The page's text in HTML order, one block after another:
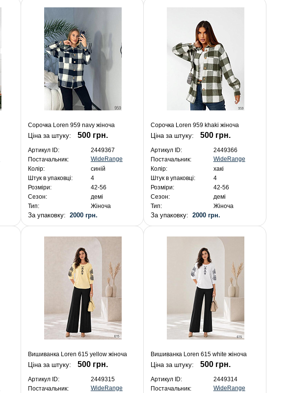
Сорочка Loren 959 navy жіноча
Ціна за штуку: 500 грн.
Артикул ID:
2449367
Постачальник:
WideRange
Колір:
синій
Штук в упаковці:
4
Розміри:
42-56
Сезон:
демі
Тип:
Жіноча
За упаковку: 2000 грн.
Сорочка Loren 959 khaki жіноча
Ціна за штуку: 500 грн.
Артикул ID:
2449366
Постачальник:
WideRange
Колір:
хакі
Штук в упаковці:
4
Розміри:
42-56
Сезон:
демі
Тип:
Жіноча
За упаковку: 2000 грн.
Вишиванка Loren 615 yellow жіноча
Ціна за штуку: 500 грн.
Артикул ID:
2449315
Постачальник:
WideRange
Вишиванка Loren 615 white жіноча
Ціна за штуку: 500 грн.
Артикул ID:
2449314
Постачальник:
WideRange